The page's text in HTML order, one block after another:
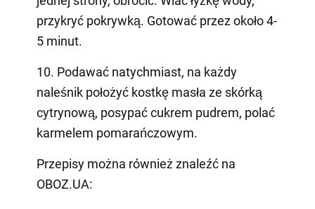
przykryć pokrywką. Gotować przez około 4-
5 minut.
10. Podawać natychmiast, na każdy
naleśnik położyć kostkę masła ze skórką
cytrynową, posypać cukrem pudrem, polać
karmelem pomarańczowym.
Przepisy można również znaleźć na
OBOZ.UA: